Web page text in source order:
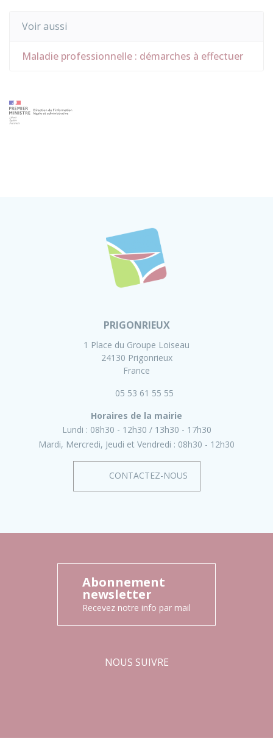
Voir aussi
Maladie professionnelle : démarches à effectuer
PRIGONRIEUX
1 Place du Groupe Loiseau
24130 Prigonrieux
France
05 53 61 55 55
Horaires de la mairie
Lundi : 08h30 - 12h30
13h30 - 17h30
Mardi, Mercredi, Jeudi et Vendredi : 08h30 - 12h30
CONTACTEZ-NOUS
Abonnement
newsletter
Recevez notre info par mail
NOUS SUIVRE